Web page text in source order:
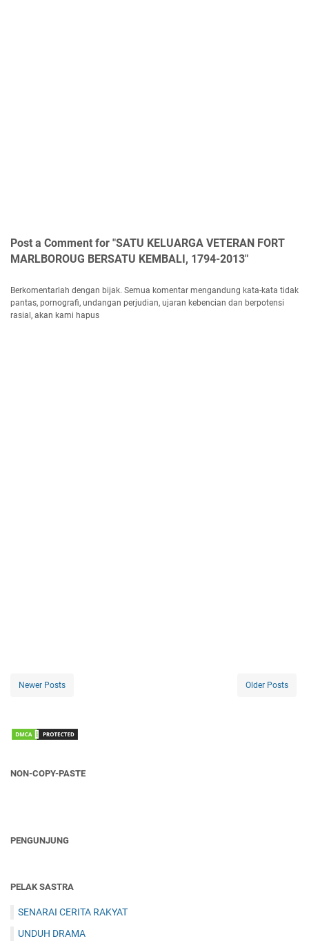
Post a Comment for "SATU KELUARGA VETERAN FORT
MARLBOROUG BERSATU KEMBALI, 1794-2013"
Berkomentarlah dengan bijak. Semua komentar mengandung kata-kata tidak
pantas, pornografi, undangan perjudian, ujaran kebencian dan berpotensi
rasial, akan kami hapus
Newer Posts Older Posts
NON-COPY-PASTE
PENGUNJUNG
PELAK SASTRA
SENARAI CERITA RAKYAT
UNDUH DRAMA